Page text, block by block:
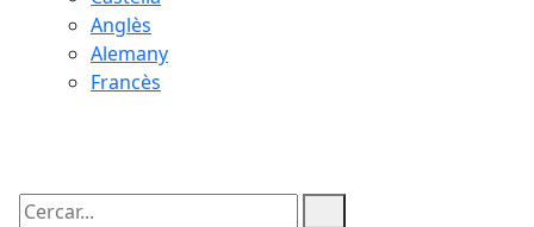
Anglès
Alemany
Francès